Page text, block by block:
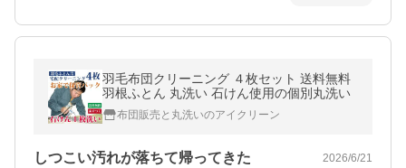
羽毛布団クリーニング ４枚セット 送料無料
羽根ふとん 丸洗い 石けん使用の個別丸洗い
布団販売と丸洗いのアイクリーン
しつこい汚れが落ちて帰ってきた 2026/6/21